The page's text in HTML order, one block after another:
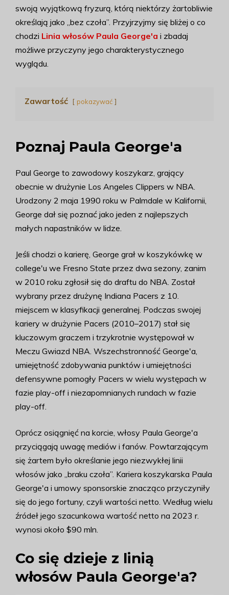
swoją wyjątkową fryzurą, którą niektórzy żartobliwie
określają jako „bez czoła”. Przyjrzyjmy się bliżej o co
chodzi Linia włosów Paula George'a i zbadaj
możliwe przyczyny jego charakterystycznego
wyglądu.
Zawartość pokazywać
Poznaj Paula George'a
Paul George to zawodowy koszykarz, grający
obecnie w drużynie Los Angeles Clippers w NBA.
Urodzony 2 maja 1990 roku w Palmdale w Kalifornii,
George dał się poznać jako jeden z najlepszych
małych napastników w lidze.
Jeśli chodzi o karierę, George grał w koszykówkę w
college'u we Fresno State przez dwa sezony, zanim
w 2010 roku zgłosił się do draftu do NBA. Został
wybrany przez drużynę Indiana Pacers z 10.
miejscem w klasyfikacji generalnej. Podczas swojej
kariery w drużynie Pacers (2010–2017) stał się
kluczowym graczem i trzykrotnie występował w
Meczu Gwiazd NBA. Wszechstronność George'a,
umiejętność zdobywania punktów i umiejętności
defensywne pomogły Pacers w wielu występach w
fazie play-off i niezapomnianych rundach w fazie
play-off.
Oprócz osiągnięć na korcie, włosy Paula George'a
przyciągają uwagę mediów i fanów. Powtarzającym
się żartem było określanie jego niezwykłej linii
włosów jako „braku czoła”. Kariera koszykarska Paula
George'a i umowy sponsorskie znacząco przyczyniły
się do jego fortuny, czyli wartości netto. Według wielu
źródeł jego szacunkowa wartość netto na 2023 r.
wynosi około $90 mln.
Co się dzieje z linią
włosów Paula George'a?